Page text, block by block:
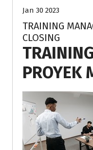
Jan 30 2023
TRAINING
CLOSING
PROYEK